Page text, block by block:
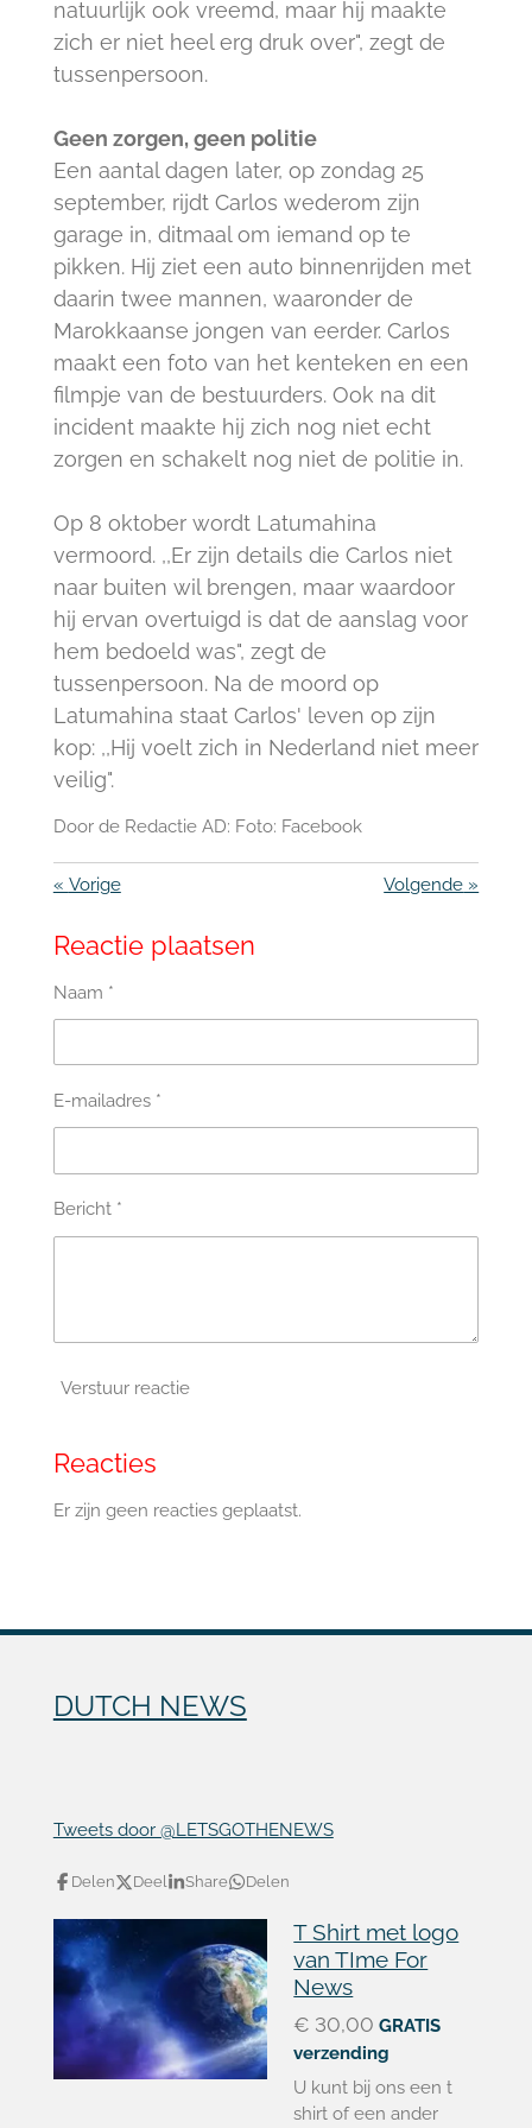
natuurlijk ook vreemd, maar hij maakte
zich er niet heel erg druk over", zegt de
tussenpersoon.
Geen zorgen, geen politie
Een aantal dagen later, op zondag 25
september, rijdt Carlos wederom zijn
garage in, ditmaal om iemand op te
pikken. Hij ziet een auto binnenrijden met
daarin twee mannen, waaronder de
Marokkaanse jongen van eerder. Carlos
maakt een foto van het kenteken en een
filmpje van de bestuurders. Ook na dit
incident maakte hij zich nog niet echt
zorgen en schakelt nog niet de politie in.
Op 8 oktober wordt Latumahina
vermoord. ,,Er zijn details die Carlos niet
naar buiten wil brengen, maar waardoor
hij ervan overtuigd is dat de aanslag voor
hem bedoeld was", zegt de
tussenpersoon. Na de moord op
Latumahina staat Carlos' leven op zijn
kop: ,,Hij voelt zich in Nederland niet meer
veilig".
Door de Redactie AD: Foto: Facebook
« Vorige Volgende »
Reactie plaatsen
Naam *
E-mailadres *
Bericht *
Verstuur reactie
Reacties
Er zijn geen reacties geplaatst.
DUTCH NEWS
Tweets door @LETSGOTHENEWS
Delen Deel Share Delen
T Shirt met logo
van TIme For
News
€ 30,00 GRATIS
verzending
U kunt bij ons een t
shirt of een ander